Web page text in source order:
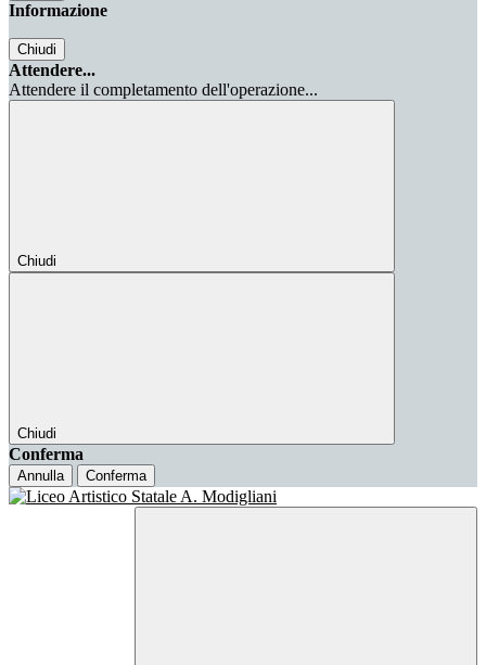
Informazione
Chiudi
Attendere...
Attendere il completamento dell'operazione...
Chiudi
Chiudi
Conferma
Annulla Conferma